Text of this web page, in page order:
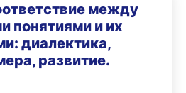
между
понятиями и их
диалектика,
развитие.